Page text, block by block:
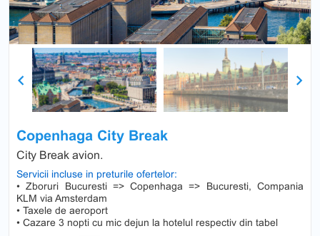
Copenhaga City Break
City Break avion.
Servicii incluse in preturile ofertelor:
• Zboruri Bucuresti => Copenhaga => Bucuresti, Compania
KLM via Amsterdam
• Taxele de aeroport
• Cazare 3 nopti cu mic dejun la hotelul respectiv din tabel
Previous Next